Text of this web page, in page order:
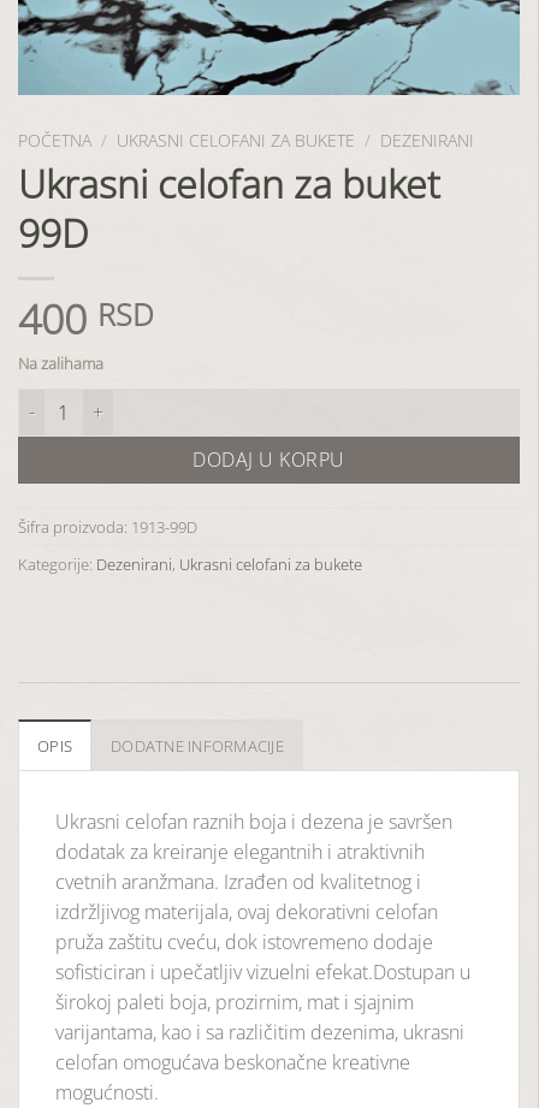
POČETNA / UKRASNI CELOFANI ZA BUKETE / DEZENIRANI
Ukrasni celofan za buket
99D
400 RSD
Na zalihama
Ukrasni celofan za buket 99D količina
DODAJ U KORPU
Šifra proizvoda: 1913-99D
Kategorije: Dezenirani, Ukrasni celofani za bukete
OPIS DODATNE INFORMACIJE
Ukrasni celofan raznih boja i dezena je savršen
dodatak za kreiranje elegantnih i atraktivnih
cvetnih aranžmana. Izrađen od kvalitetnog i
izdržljivog materijala, ovaj dekorativni celofan
pruža zaštitu cveću, dok istovremeno dodaje
sofisticiran i upečatljiv vizuelni efekat.Dostupan u
širokoj paleti boja, prozirnim, mat i sjajnim
varijantama, kao i sa različitim dezenima, ukrasni
celofan omogućava beskonačne kreativne
mogućnosti.